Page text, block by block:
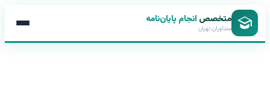
متخصصانجام پایان‌نامه
مشاوران تهران